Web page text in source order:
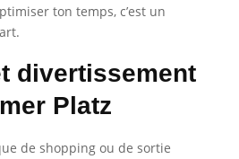
ton temps, c’est un
divertissement
Platz
de shopping ou de sortie